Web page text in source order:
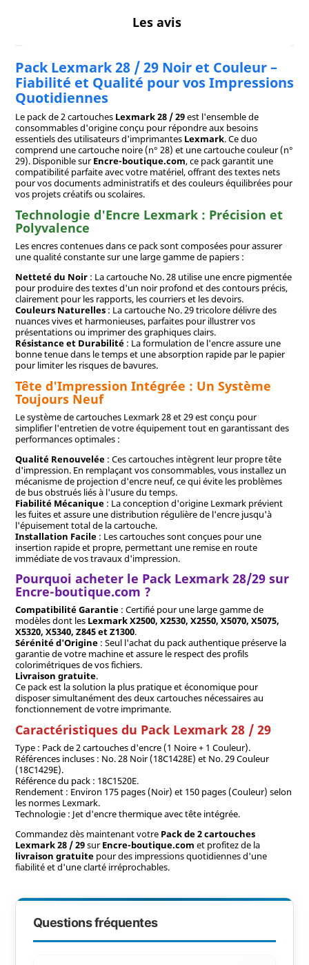
Les avis
Pack Lexmark 28 / 29 Noir et Couleur –
Fiabilité et Qualité pour vos Impressions
Quotidiennes
Le pack de 2 cartouches Lexmark 28 / 29est l'ensemble de
consommables d'origine conçu pour répondre aux besoins
essentiels des utilisateurs d'imprimantes Lexmark. Ce duo
comprend une cartouche noire (n° 28) et une cartouche couleur (n°
29). Disponible surEncre-boutique.com, ce pack garantit une
compatibilité parfaite avec votre matériel, offrant des textes nets
pour vos documents administratifs et des couleurs équilibrées pour
vos projets créatifs ou scolaires.
Technologie d'Encre Lexmark : Précision et
Polyvalence
Les encres contenues dans ce pack sont composées pour assurer
une qualité constante sur une large gamme de papiers :
Netteté du Noir: La cartouche No. 28 utilise une encre pigmentée
pour produire des textes d'un noir profond et des contours précis,
clairement pour les rapports, les courriers et les devoirs.
Couleurs Naturelles: La cartouche No. 29 tricolore délivre des
nuances vives et harmonieuses, parfaites pour illustrer vos
présentations ou imprimer des graphiques clairs.
Résistance et Durabilité: La formulation de l'encre assure une
bonne tenue dans le temps et une absorption rapide par le papier
pour limiter les risques de bavures.
Tête d'Impression Intégrée : Un Système
Toujours Neuf
Le système de cartouches Lexmark 28 et 29 est conçu pour
simplifier l'entretien de votre équipement tout en garantissant des
performances optimales :
Qualité Renouvelée: Ces cartouches intègrent leur propre tête
d'impression. En remplaçant vos consommables, vous installez un
mécanisme de projection d'encre neuf, ce qui évite les problèmes
de bus obstrués liés à l'usure du temps.
Fiabilité Mécanique: La conception d'origine Lexmark prévient
les fuites et assure une distribution régulière de l'encre jusqu'à
l'épuisement total de la cartouche.
Installation Facile: Les cartouches sont conçues pour une
insertion rapide et propre, permettant une remise en route
immédiate de vos travaux d'impression.
Pourquoi acheter le Pack Lexmark 28/29 sur
Encre-boutique.com ?
Compatibilité Garantie: Certifié pour une large gamme de
modèles dont les Lexmark X2500, X2530, X2550, X5070, X5075,
X5320, X5340, Z845 et Z1300.
Sérénité d'Origine: Seul l'achat du pack authentique préserve la
garantie de votre machine et assure le respect des profils
colorimétriques de vos fichiers.
Livraison gratuite.
Ce pack est la solution la plus pratique et économique pour
disposer simultanément des deux cartouches nécessaires au
fonctionnement de votre imprimante.
Caractéristiques du Pack Lexmark 28 / 29
Type : Pack de 2 cartouches d'encre (1 Noire + 1 Couleur).
Références incluses : No. 28 Noir (18C1428E) et No. 29 Couleur
(18C1429E).
Référence du pack : 18C1520E.
Rendement : Environ 175 pages (Noir) et 150 pages (Couleur) selon
les normes Lexmark.
Technologie : Jet d'encre thermique avec tête intégrée.
Commandez dès maintenant votre Pack de 2 cartouches
Lexmark 28 / 29surEncre-boutique.com et profitez de la
livraison gratuitepour des impressions quotidiennes d'une
fiabilité et d'une clarté irréprochables.
Questions fréquentes